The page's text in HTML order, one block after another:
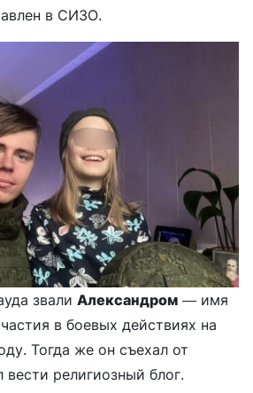
в СИЗО.
звали Александром — имя
в боевых действиях на
Тогда же он съехал от
вести религиозный блог.